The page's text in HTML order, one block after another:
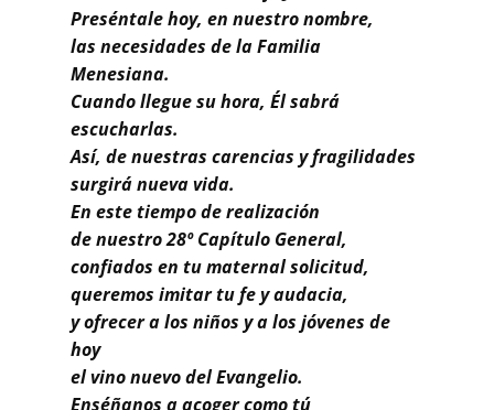
Buscar
Preséntale hoy, en nuestro nombre,
las necesidades de la Familia
Menesiana.
Cuando llegue su hora, Él sabrá
escucharlas.
Así, de nuestras carencias y fragilidades
surgirá nueva vida.
En este tiempo de realización
de nuestro 28º Capítulo General,
confiados en tu maternal solicitud,
queremos imitar tu fe y audacia,
y ofrecer a los niños y a los jóvenes de
hoy
el vino nuevo del Evangelio.
Enséñanos a acoger como tú